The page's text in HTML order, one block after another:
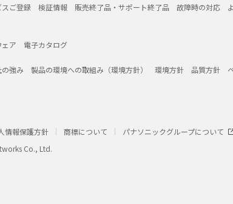
ご登録 検証情報 販売終了品・サポート終了品 故障時の対応
ア 電子カタログ
の強み 製品の環境への取組み（環境方針） 環境方針 品質方針
情報保護方針 商標について
パナソニックグループについて
Co., Ltd.